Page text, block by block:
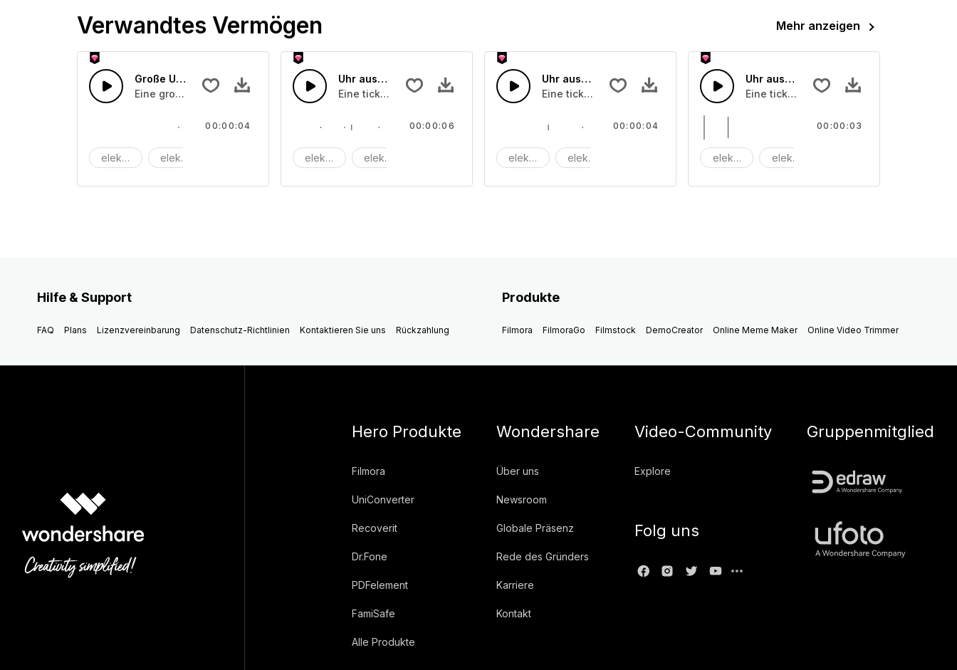
Verwandtes Vermögen Mehr anzeigen
Große Uhr
Eine große Uhr tickt.
elektrisch elektronisch
00:00:04
Uhr aus nächster Nähe 03
Eine tickende Uhr
elektrisch elektronisch
00:00:06
Uhr aus nächster Nähe 02
Eine tickende Uhr
elektrisch elektronisch
00:00:04
Uhr aus nächster Nähe
Eine tickende Uhr
elektrisch elektronisch
00:00:03
Hilfe & Support
FAQ Plans Lizenzvereinbarung Datenschutz-Richtlinien Kontaktieren Sie uns Rückzahlung
Produkte
Filmora FilmoraGo Filmstock DemoCreator Online Meme Maker Online Video Trimmer
Hero Produkte
Filmora
UniConverter
Recoverit
Dr.Fone
PDFelement
FamiSafe
Alle Produkte
Wondershare
Über uns
Newsroom
Globale Präsenz
Rede des Gründers
Karriere
Kontakt
Video-Community
Explore
Folg uns
Gruppenmitglied